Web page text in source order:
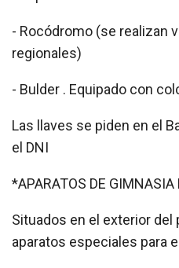
- Rocódromo (se realizan
regionales)
- Bulder . Equipado con
Las llaves se piden en el
el DNI
*APARATOS DE GIMNASIA
Situados en el exterior del
aparatos especiales para